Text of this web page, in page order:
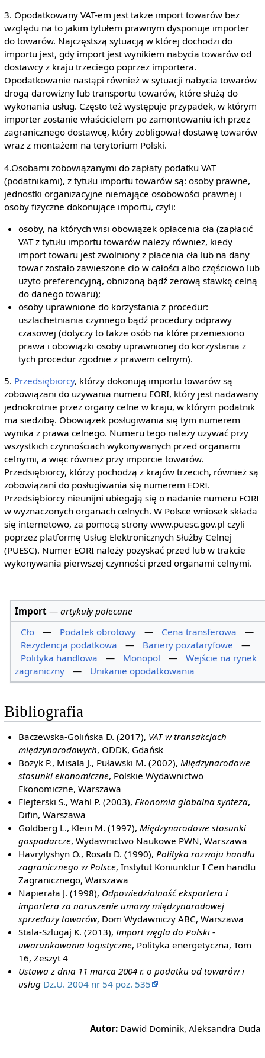
3. Opodatkowany VAT-em jest także import towarów bez
względu na to jakim tytułem prawnym dysponuje importer
do towarów. Najczęstszą sytuacją w której dochodzi do
importu jest, gdy import jest wynikiem nabycia towarów od
dostawcy z kraju trzeciego poprzez importera.
Opodatkowanie nastąpi również w sytuacji nabycia towarów
drogą darowizny lub transportu towarów, które służą do
wykonania usług. Często też występuje przypadek, w którym
importer zostanie właścicielem po zamontowaniu ich przez
zagranicznego dostawcę, który zobligował dostawę towarów
wraz z montażem na terytorium Polski.
4.Osobami zobowiązanymi do zapłaty podatku VAT
(podatnikami), z tytułu importu towarów są: osoby prawne,
jednostki organizacyjne niemające osobowości prawnej i
osoby fizyczne dokonujące importu, czyli:
osoby, na których wisi obowiązek opłacenia cła (zapłacić
VAT z tytułu importu towarów należy również, kiedy
import towaru jest zwolniony z płacenia cła lub na dany
towar zostało zawieszone cło w całości albo częściowo lub
użyto preferencyjną, obniżoną bądź zerową stawkę celną
do danego towaru);
osoby uprawnione do korzystania z procedur:
uszlachetniania czynnego bądź procedury odprawy
czasowej (dotyczy to także osób na które przeniesiono
prawa i obowiązki osoby uprawnionej do korzystania z
tych procedur zgodnie z prawem celnym).
5. Przedsiębiorcy, którzy dokonują importu towarów są
zobowiązani do używania numeru EORI, który jest nadawany
jednokrotnie przez organy celne w kraju, w którym podatnik
ma siedzibę. Obowiązek posługiwania się tym numerem
wynika z prawa celnego. Numeru tego należy używać przy
wszystkich czynnościach wykonywanych przed organami
celnymi, a więc również przy imporcie towarów.
Przedsiębiorcy, którzy pochodzą z krajów trzecich, również są
zobowiązani do posługiwania się numerem EORI.
Przedsiębiorcy nieunijni ubiegają się o nadanie numeru EORI
w wyznaczonych organach celnych. W Polsce wniosek składa
się internetowo, za pomocą strony www.puesc.gov.pl czyli
poprzez platformę Usług Elektronicznych Służby Celnej
(PUESC). Numer EORI należy pozyskać przed lub w trakcie
wykonywania pierwszej czynności przed organami celnymi.
Import —artykuły polecane
Cło
— Podatek obrotowy — Cena transferowa
—
Rezydencja podatkowa
— Bariery pozataryfowe
—
Polityka handlowa
— Monopol —
Wejście na rynek
zagraniczny
— Unikanie opodatkowania
Bibliografia
Baczewska-Golińska D. (2017), VAT w transakcjach
międzynarodowych, ODDK, Gdańsk
Bożyk P., Misala J., Puławski M. (2002),Międzynarodowe
stosunki ekonomiczne, Polskie Wydawnictwo
Ekonomiczne, Warszawa
Flejterski S., Wahl P. (2003),Ekonomia globalna synteza,
Difin, Warszawa
Goldberg L., Klein M. (1997),Międzynarodowe stosunki
gospodarcze, Wydawnictwo Naukowe PWN, Warszawa
Havrylyshyn O., Rosati D. (1990),Polityka rozwoju handlu
zagranicznego w Polsce, Instytut Koniunktur I Cen handlu
Zagranicznego, Warszawa
Napierała J. (1998), Odpowiedzialność eksportera i
importera za naruszenie umowy międzynarodowej
sprzedaży towarów, Dom Wydawniczy ABC, Warszawa
Stala-Szlugaj K. (2013),Import węgla do Polski -
uwarunkowania logistyczne, Polityka energetyczna, Tom
16, Zeszyt 4
Ustawa z dnia 11 marca 2004 r. o podatku od towarów i
usług Dz.U. 2004 nr 54 poz. 535
Autor: Dawid Dominik, Aleksandra Duda